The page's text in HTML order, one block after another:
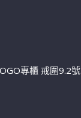
專櫃 戒圍9.2號